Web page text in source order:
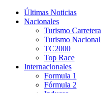
Últimas Noticias
Nacionales
Turismo Carretera
Turismo Nacional
TC2000
Top Race
Internacionales
Formula 1
Fórmula 2